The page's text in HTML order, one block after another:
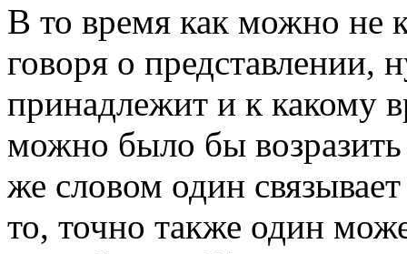
В то время как можно не
говоря о представлении,
принадлежит и к какому
можно было бы
же словом один
то, точно также один